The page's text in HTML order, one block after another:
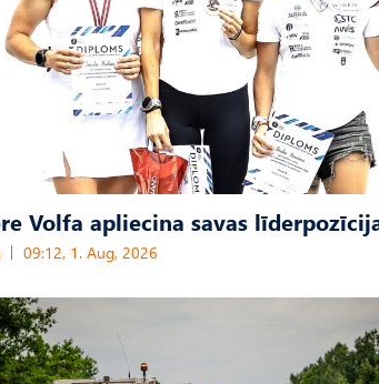
Volfa apliecina savas
09:12, 1. Aug, 2026